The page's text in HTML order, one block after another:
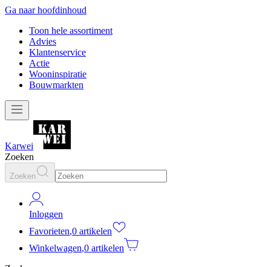
Ga naar hoofdinhoud
Toon hele assortiment
Advies
Klantenservice
Actie
Wooninspiratie
Bouwmarkten
Karwei
Zoeken
Zoeken
Inloggen
Favorieten,0 artikelen
Winkelwagen,0 artikelen